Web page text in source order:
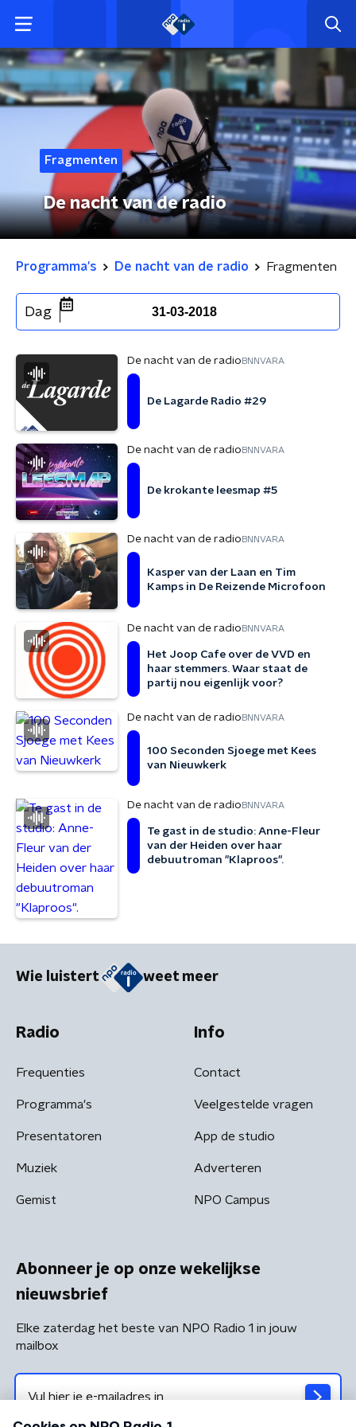
Fragmenten
De nacht van de radio
Programma's De nacht van de radio Fragmenten
Dag 31-03-2018
De nacht van de radio BNNVARA
De Lagarde Radio #29
De nacht van de radio BNNVARA
De krokante leesmap #5
De nacht van de radio BNNVARA
Kasper van der Laan en Tim
Kamps in De Reizende Microfoon
De nacht van de radio BNNVARA
Het Joop Cafe over de VVD en
haar stemmers. Waar staat de
partij nou eigenlijk voor?
De nacht van de radio BNNVARA
100 Seconden Sjoege met Kees
van Nieuwkerk
De nacht van de radio BNNVARA
Te gast in de studio: Anne-Fleur
van der Heiden over haar
debuutroman "Klaproos".
Wie luistert weet meer
Radio
Frequenties
Programma's
Presentatoren
Muziek
Gemist
Info
Contact
Veelgestelde vragen
App de studio
Adverteren
NPO Campus
Abonneer je op onze wekelijkse
nieuwsbrief
Elke zaterdag het beste van NPO Radio 1 in jouw
mailbox